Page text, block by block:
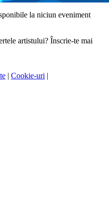
la niciun eveniment
artistului? Înscrie-te mai
| Cookie-uri |